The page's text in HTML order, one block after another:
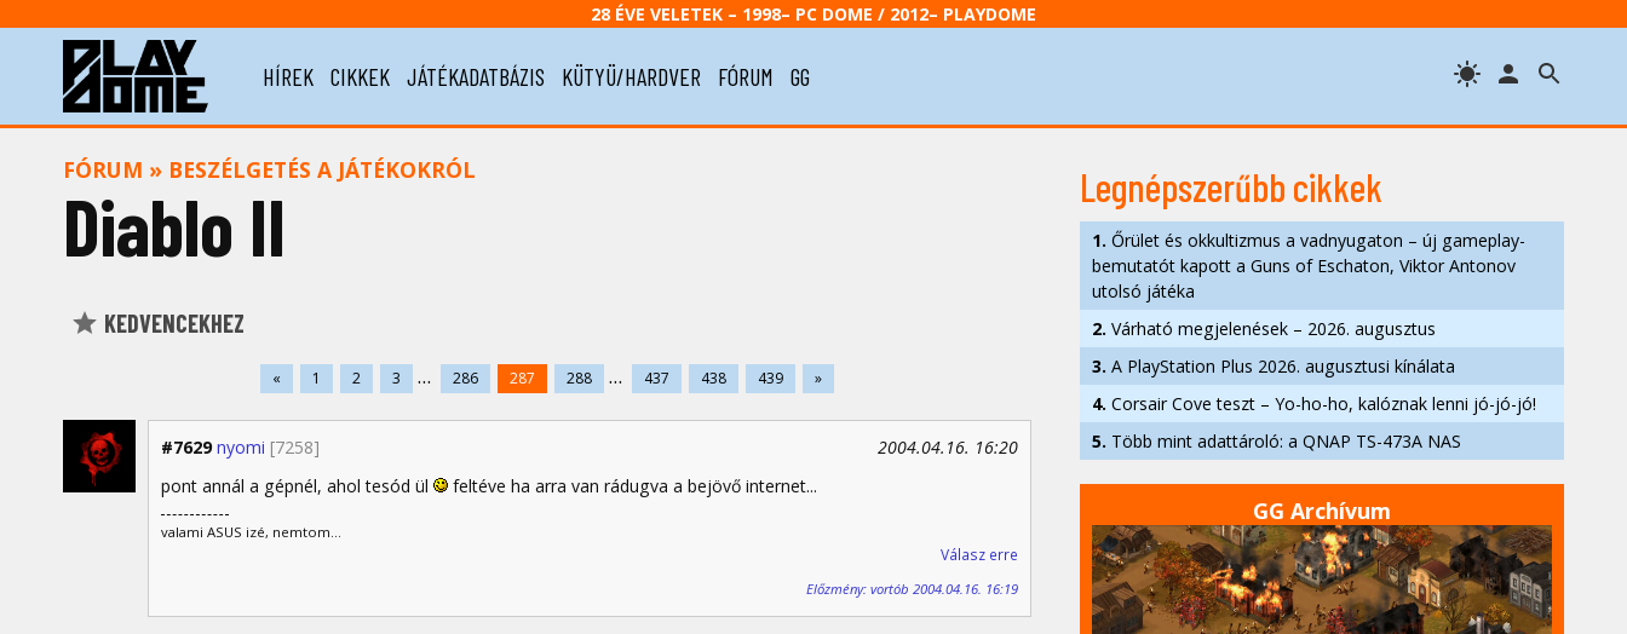
28 ÉVE VELETEK – 1998– PC DOME / 2012– PLAYDOME
HÍREK CIKKEK JÁTÉKADATBÁZIS KÜTYÜ/HARDVER FÓRUM GG
FÓRUM » BESZÉLGETÉS A JÁTÉKOKRÓL
Diablo II
KEDVENCEKHEZ
« 1 2 3 ... 286 287 288 ... 437 438 439 »
#7629 nyomi [7258]
2004.04.16. 16:20
pont annál a gépnél, ahol tesód ül
feltéve ha arra van rádugva a bejövő internet...
valami ASUS izé, nemtom...
Válasz erre
Előzmény: vortób 2004.04.16. 16:19
Legnépszerűbb cikkek
1. Őrület és okkultizmus a vadnyugaton – új gameplay-
bemutatót kapott a Guns of Eschaton, Viktor Antonov
utolsó játéka
2. Várható megjelenések – 2026. augusztus
3. A PlayStation Plus 2026. augusztusi kínálata
4. Corsair Cove teszt – Yo-ho-ho, kalóznak lenni jó-jó-jó!
5. Több mint adattároló: a QNAP TS-473A NAS
GG Archívum